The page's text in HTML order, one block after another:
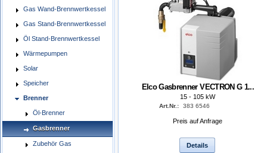
Gas Wand-Brennwertkessel
Gas Stand-Brennwertkessel
Öl Stand-Brennwertkessel
Wärmepumpen
Solar
Speicher
Brenner
Öl-Brenner
Gasbrenner
Zubehör Gas
Elco Gasbrenner VECTRON G 1...
15 - 105 kW
Art.Nr.: 383 6546
Preis auf Anfrage
Details